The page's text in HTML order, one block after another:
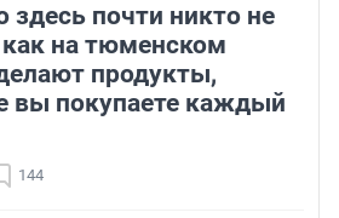
здесь почти никто не
как на тюменском
продукты,
вы покупаете каждый
144